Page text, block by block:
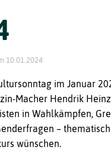
10.01.2024
im Januar
Macher Hendrik
in Wahlkämpfen,
–
wünschen.